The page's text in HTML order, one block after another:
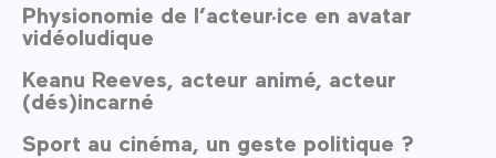
Physionomie de l’acteur·ice en avatar
vidéoludique
Keanu Reeves, acteur animé, acteur
(dés)incarné
Sport au cinéma, un geste politique ?